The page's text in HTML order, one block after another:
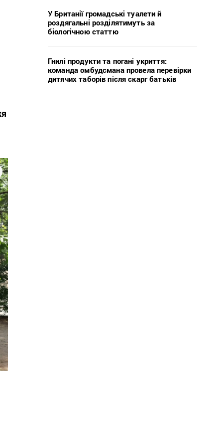
У Британії громадські туалети й
роздягальні розділятимуть за
біологічною статтю
Гнилі продукти та погані укриття:
команда омбудсмана провела перевірки
дитячих таборів після скарг батьків